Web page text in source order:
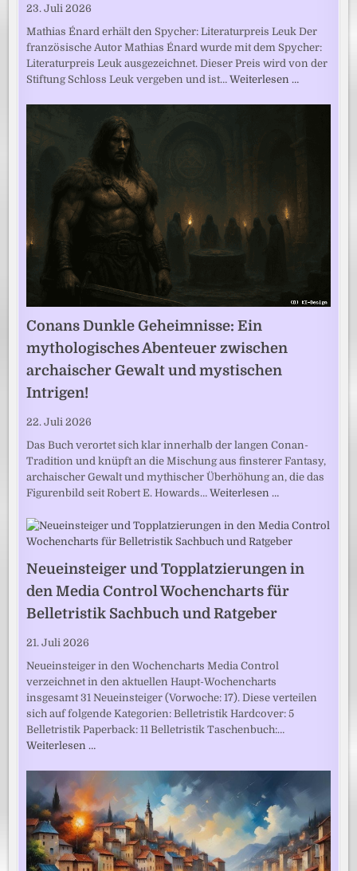
23. Juli 2026
Mathias Énard erhält den Spycher: Literaturpreis Leuk Der
französische Autor Mathias Énard wurde mit dem Spycher:
Literaturpreis Leuk ausgezeichnet. Dieser Preis wird von der
Stiftung Schloss Leuk vergeben und ist…Weiterlesen …
Conans Dunkle Geheimnisse: Ein
mythologisches Abenteuer zwischen
archaischer Gewalt und mystischen
Intrigen!
22. Juli 2026
Das Buch verortet sich klar innerhalb der langen Conan-
Tradition und knüpft an die Mischung aus finsterer Fantasy,
archaischer Gewalt und mythischer Überhöhung an, die das
Figurenbild seit Robert E. Howards…Weiterlesen …
Neueinsteiger und Topplatzierungen in
den Media Control Wochencharts für
Belletristik Sachbuch und Ratgeber
21. Juli 2026
Neueinsteiger in den Wochencharts Media Control
verzeichnet in den aktuellen Haupt-Wochencharts
insgesamt 31 Neueinsteiger (Vorwoche: 17). Diese verteilen
sich auf folgende Kategorien: Belletristik Hardcover: 5
Belletristik Paperback: 11 Belletristik Taschenbuch:…
Weiterlesen …